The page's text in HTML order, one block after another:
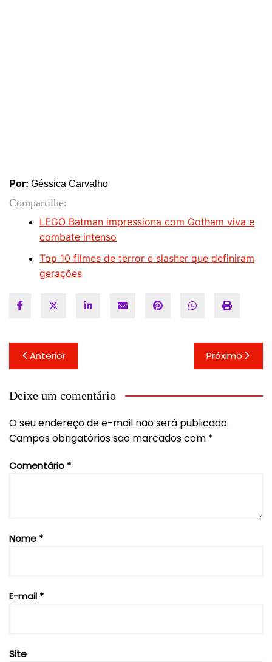
Por: Géssica Carvalho
Compartilhe:
LEGO Batman impressiona com Gotham viva e
combate intenso
Top 10 filmes de terror e slasher que definiram
gerações
Navegação
de
Post
Anterior Próximo
Deixe um comentário
O seu endereço de e-mail não será publicado.
Campos obrigatórios são marcados com *
Comentário *
Nome *
E-mail *
Site